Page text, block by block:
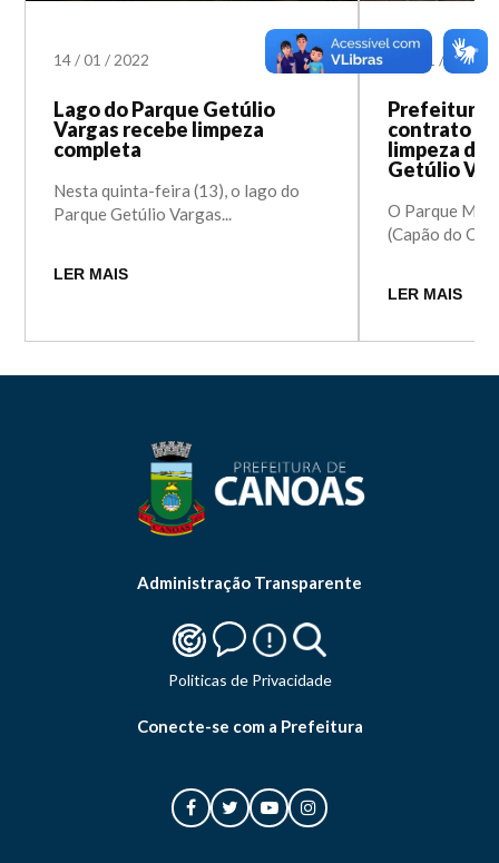
14 /01 /2022
Lago do Parque Getúlio
Vargas recebe limpeza
completa
Nesta quinta-feira (13), o lago do
Parque Getúlio Vargas...
LER MAIS
01 / 2022
Prefeitura
contrato
limpeza
Getúlio
O Parque
(Capão do
LER MAIS
Administração Transparente
Politicas de Privacidade
Conecte-se com a Prefeitura